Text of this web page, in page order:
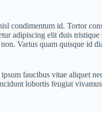
condimentum id. Tortor
adipiscing elit duis
Varius quam quisque id
faucibus vitae aliquet
lobortis feugiat